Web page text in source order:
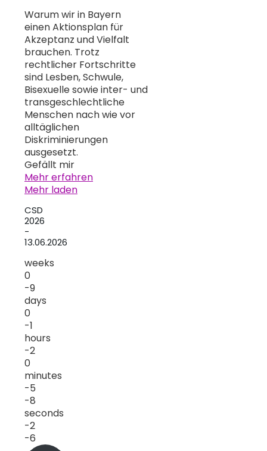
Warum wir in Bayern
einen Aktionsplan für
Akzeptanz und Vielfalt
brauchen. Trotz
rechtlicher Fortschritte
sind Lesben, Schwule,
Bisexuelle sowie inter- und
transgeschlechtliche
Menschen nach wie vor
alltäglichen
Diskriminierungen
ausgesetzt.
Gefällt mir
Mehr erfahren
Mehr laden
CSD
2026
-
13.06.2026
weeks
0
-9
days
0
-1
hours
-2
0
minutes
-5
-8
seconds
-2
-6